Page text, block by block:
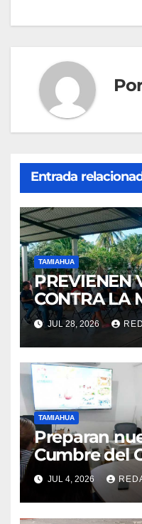
Entrada
TAMIAHUA
PREVIENEN
CONTRA LA
JUL 28, 2026
TAMIAHUA
Preparan
Cumbre del
JUL 4, 2026